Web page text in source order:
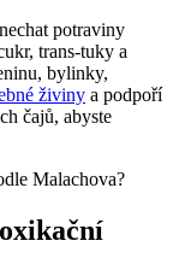
potraviny
trans-tuky a
bylinky,
živiny a podpoří
čajů, abyste